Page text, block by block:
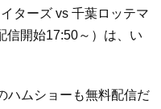
ターズ vs 千葉ロッテマ
開始17:50～）は、い
ハムショーも無料配信だ